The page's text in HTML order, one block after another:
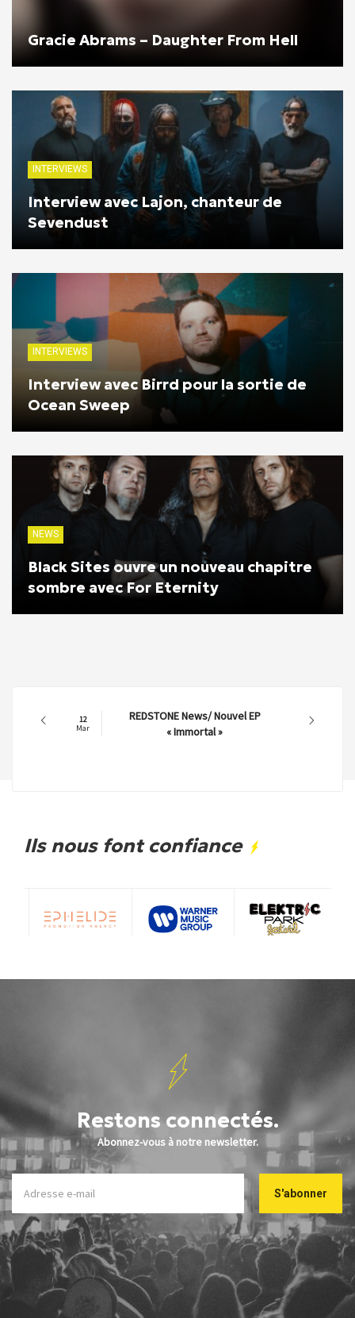
Gracie Abrams – Daughter From Hell
INTERVIEWS
Interview avec Lajon, chanteur de
Sevendust
INTERVIEWS
Interview avec Birrd pour la sortie de
Ocean Sweep
NEWS
Black Sites ouvre un nouveau chapitre
sombre avec For Eternity
12
Mar
REDSTONE News/ Nouvel EP
« Immortal »
Ils nous font confiance
Restons connectés.
Abonnez-vous à notre newsletter.